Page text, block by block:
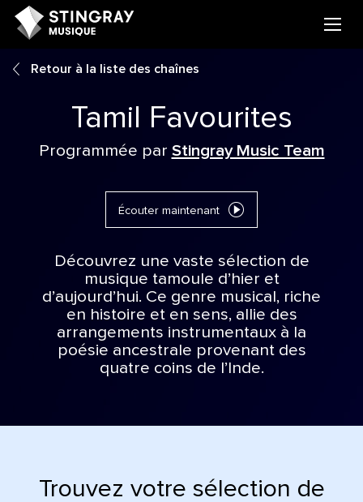
Retour à la liste des chaînes
Tamil Favourites
Programmée par Stingray Music Team
Écouter maintenant
Découvrez une vaste sélection de
musique tamoule d’hier et
d’aujourd’hui. Ce genre musical, riche
en histoire et en sens, allie des
arrangements instrumentaux à la
poésie ancestrale provenant des
quatre coins de l’Inde.
Trouvez votre sélection de